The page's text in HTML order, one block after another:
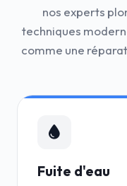
nos experts
techniques
comme une
Fuite d'eau